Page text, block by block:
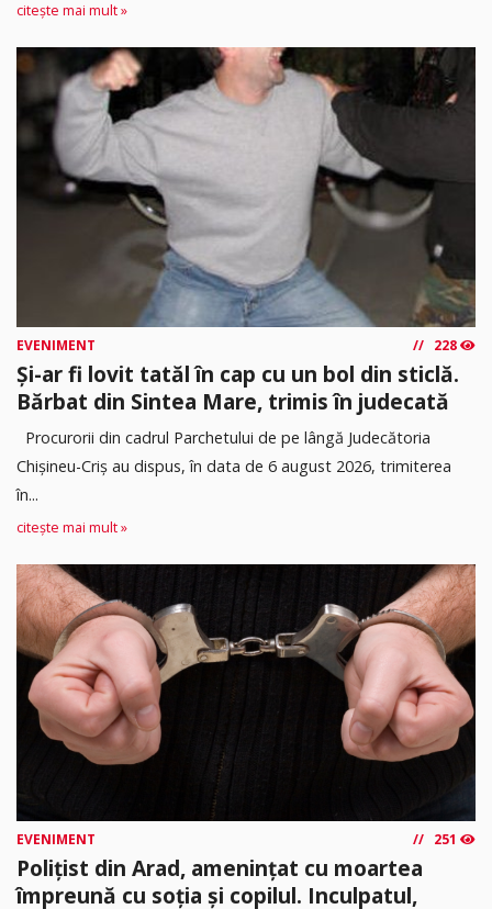
citește mai mult »
EVENIMENT 228
Și-ar fi lovit tatăl în cap cu un bol din sticlă.
Bărbat din Sintea Mare, trimis în judecată
Procurorii din cadrul Parchetului de pe lângă Judecătoria
Chișineu-Criș au dispus, în data de 6 august 2026, trimiterea
în...
citește mai mult »
EVENIMENT 251
Polițist din Arad, amenințat cu moartea
împreună cu soția și copilul. Inculpatul,